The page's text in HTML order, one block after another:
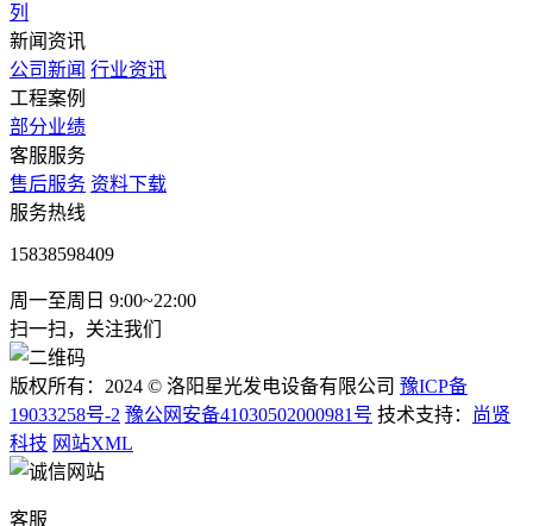
列
新闻资讯
公司新闻 行业资讯
工程案例
部分业绩
客服服务
售后服务 资料下载
服务热线
15838598409
周一至周日 9:00~22:00
扫一扫，关注我们
版权所有：2024 © 洛阳星光发电设备有限公司 豫ICP备
19033258号-2 豫公网安备41030502000981号 技术支持：
尚贤
科技 网站XML
客服